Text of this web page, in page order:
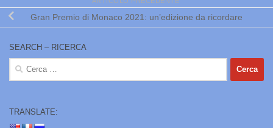
Gran Premio di Monaco 2021: un’edizione da ricordare
SEARCH – RICERCA
Ricerca
TRANSLATE: